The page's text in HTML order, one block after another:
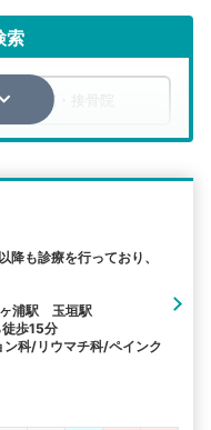
索
整骨院・接骨院
む
法
降も診療を行っており、
浦駅 玉垣駅
歩15分
科/リウマチ科/ペインク